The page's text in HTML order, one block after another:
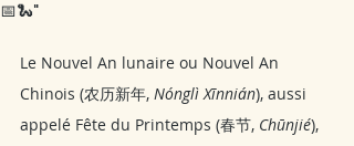
📅🐍"
Le Nouvel An lunaire ou Nouvel An
Chinois (农历新年, Nónglì Xīnnián), aussi
appelé Fête du Printemps (春节, Chūnjié),